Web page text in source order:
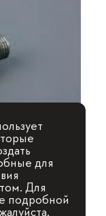
M14 x 1
для
Для
подробной